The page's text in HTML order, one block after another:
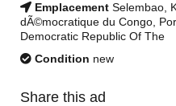
Emplacement Selembao,
dÃ©mocratique du Congo,
Democratic Republic Of The
Condition new
Share this ad